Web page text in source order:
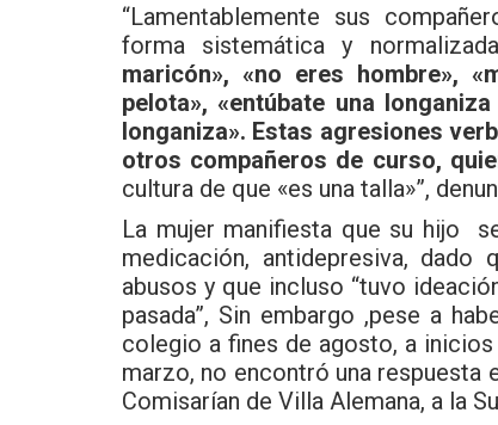
“Lamentablemente sus
forma sistemática y
maricón», «no eres hombre»,
pelota», «entúbate una
longaniza». Estas agresiones
otros compañeros de curso,
cultura de que «es una talla»”,
La mujer manifiesta que su hijo
medicación, antidepresiva,
abusos y que incluso “tuvo
pasada”, Sin embargo ,pese a
colegio a fines de agosto, a
marzo, no encontró una respuesta
Comisarían de Villa Alemana, a la